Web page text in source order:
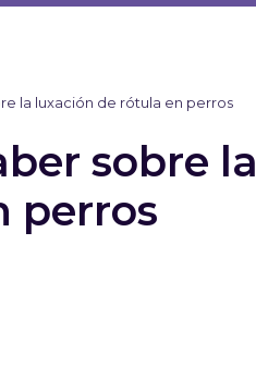
la luxación de rótula en perros
sobre la
perros